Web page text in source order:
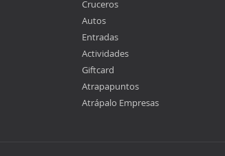
Cruceros
Autos
Entradas
Actividades
Giftcard
Atrapapuntos
Atrápalo Empresas